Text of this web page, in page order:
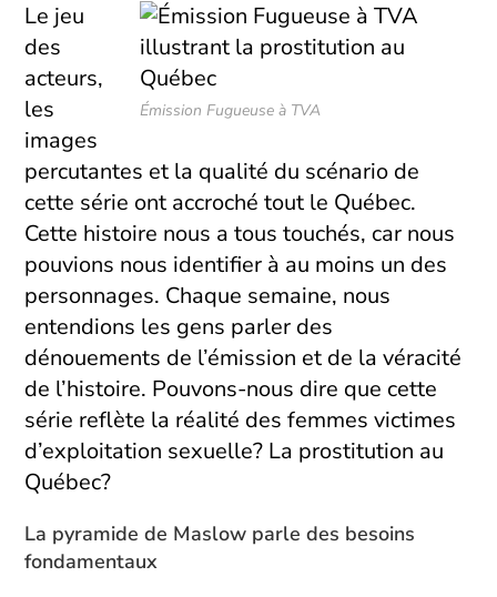
Émission Fugueuseà TVA
Le jeu
des
acteurs,
les
images
percutantes et la qualité du scénario de
cette série ont accroché tout le Québec.
Cette histoire nous a tous touchés, car nous
pouvions nous identifier à au moins un des
personnages. Chaque semaine, nous
entendions les gens parler des
dénouements de l’émission et de la véracité
de l’histoire. Pouvons-nous dire que cette
série reflète la réalité des femmes victimes
d’exploitation sexuelle? La prostitution au
Québec?
La pyramide de Maslow parle des besoins
fondamentaux